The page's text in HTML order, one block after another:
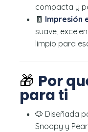
compacta y
🧾 Impresión
suave,
limpio para
🎁 Por
para ti
🐶 Diseñada
Snoopy y